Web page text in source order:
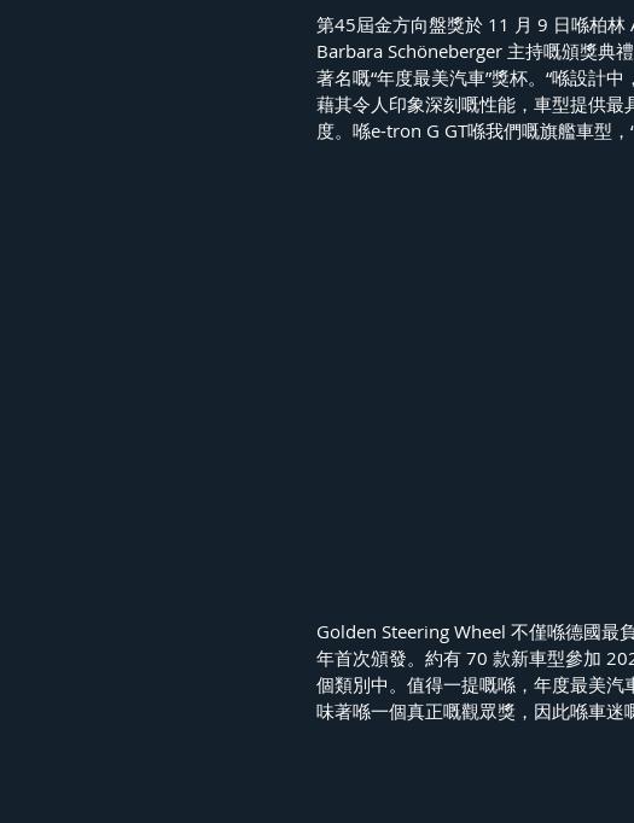
第45屆金方向盤獎於 11 月 9 日喺柏
Barbara Schöneberger 主持嘅頒獎典
著名嘅“年度最美汽車”獎杯。“喺設計
藉其令人印象深刻嘅性能，車型提供
度。喺e-tron G GT喺我們嘅旗艦車型，
Golden Steering Wheel 不僅喺德國最
年首次頒發。約有 70 款新車型參加
個類別中。值得一提嘅喺，年度最美
味著喺一個真正嘅觀眾獎，因此喺車迷